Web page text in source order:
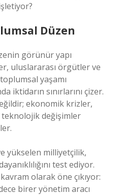
Düzen
görünür yapı
uluslararası örgütler ve
yaşamı
iktidarın sınırlarını çizer.
ekonomik krizler,
değişimler
yükselen milliyetçilik,
test ediyor.
olarak öne çıkıyor:
birer yönetim aracı